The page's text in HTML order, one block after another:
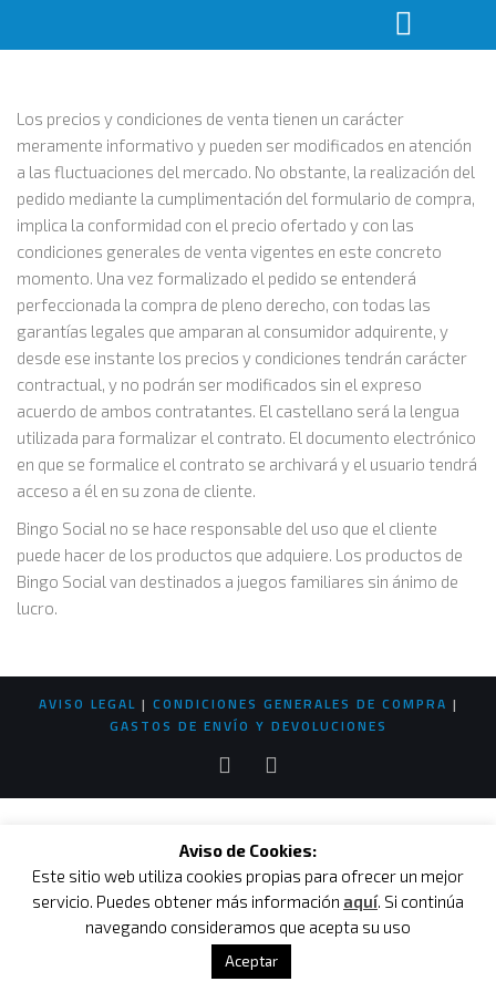
Los precios y condiciones de venta tienen un carácter
meramente informativo y pueden ser modificados en atención
a las fluctuaciones del mercado. No obstante, la realización del
pedido mediante la cumplimentación del formulario de compra,
implica la conformidad con el precio ofertado y con las
condiciones generales de venta vigentes en este concreto
momento. Una vez formalizado el pedido se entenderá
perfeccionada la compra de pleno derecho, con todas las
garantías legales que amparan al consumidor adquirente, y
desde ese instante los precios y condiciones tendrán carácter
contractual, y no podrán ser modificados sin el expreso
acuerdo de ambos contratantes. El castellano será la lengua
utilizada para formalizar el contrato. El documento electrónico
en que se formalice el contrato se archivará y el usuario tendrá
acceso a él en su zona de cliente.
Bingo Social no se hace responsable del uso que el cliente
puede hacer de los productos que adquiere. Los productos de
Bingo Social van destinados a juegos familiares sin ánimo de
lucro.
AVISO LEGAL | CONDICIONES GENERALES DE COMPRA |
GASTOS DE ENVÍO Y DEVOLUCIONES
Aviso de Cookies:
Este sitio web utiliza cookies propias para ofrecer un mejor
servicio. Puedes obtener más información aquí. Si continúa
navegando consideramos que acepta su uso
Aceptar